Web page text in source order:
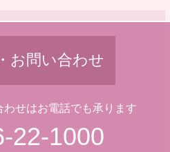
お問い合わせ
わせはお電話でも承ります
22-1000